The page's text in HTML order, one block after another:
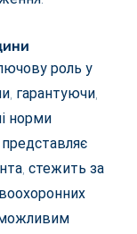
роль у
гарантуючи,
норми
стежить за
можливим